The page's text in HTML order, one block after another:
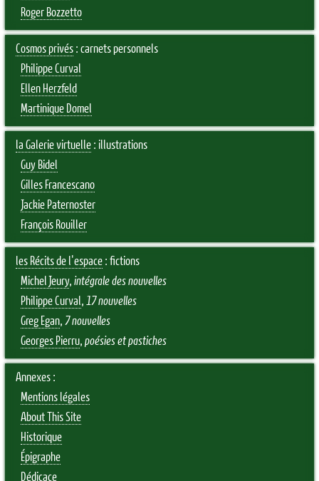
Roger Bozzetto
Cosmos privés : carnets personnels
Philippe Curval
Ellen Herzfeld
Martinique Domel
la Galerie virtuelle : illustrations
Guy Bidel
Gilles Francescano
Jackie Paternoster
François Rouiller
les Récits de l'espace : fictions
Michel Jeury, intégrale des nouvelles
Philippe Curval, 17 nouvelles
Greg Egan, 7 nouvelles
Georges Pierru, poésies et pastiches
Annexes :
Mentions légales
About This Site
Historique
Épigraphe
Dédicace